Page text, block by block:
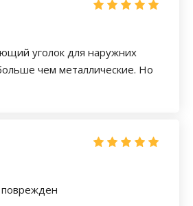
уголок для наружних
чем металлические. Но